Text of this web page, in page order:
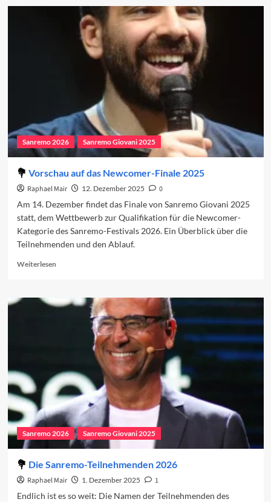
Die
Sanremo-
Sanremo 2026 Sanremo Giovani 2025
Vorschau auf das Newcomer-Finale 2025
Raphael Mair 12. Dezember 2025
0
Am 14. Dezember findet das Finale von Sanremo Giovani 2025
statt, dem Wettbewerb zur Qualifikation für die Newcomer-
Kategorie des Sanremo-Festivals 2026. Ein Überblick über die
Teilnehmenden und den Ablauf.
WeiterlesenRead
Vorschau
auf
Newcomer-
Sanremo 2026 Sanremo Giovani 2025
Die Sanremo-Teilnehmenden 2026
Raphael Mair 1. Dezember 2025
1
Endlich ist es so weit: Die Namen der Teilnehmenden des